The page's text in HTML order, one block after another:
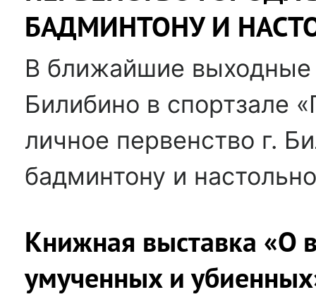
БАДМИНТОНУ И
В ближайшие
Билибино в спортзале
личное первенство г.
бадминтону и
Книжная выставка «О
умученных и